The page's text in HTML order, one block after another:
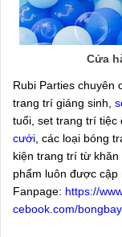
Cửa
Rubi Parties chuyên
trang trí giáng sinh,
tuổi, set trang trí tiệc
cưới , các loại bóng
kiện trang trí từ
phẩm luôn được cập
Fanpage: https://
cebook.com/